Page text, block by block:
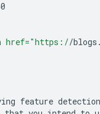
href="https://blogs .
feature detection